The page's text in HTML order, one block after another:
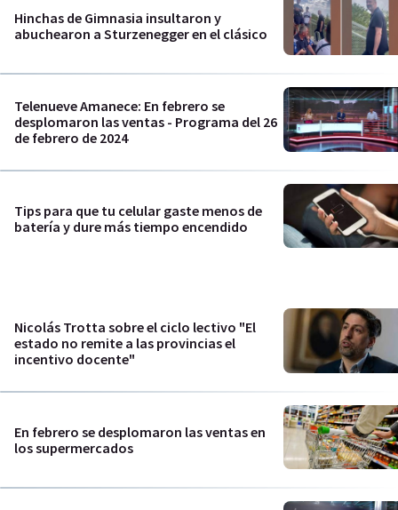
Hinchas de Gimnasia insultaron y
abuchearon a Sturzenegger en el clásico
Telenueve Amanece: En febrero se
desplomaron las ventas - Programa del 26
de febrero de 2024
Tips para que tu celular gaste menos de
batería y dure más tiempo encendido
Nicolás Trotta sobre el ciclo lectivo "El
estado no remite a las provincias el
incentivo docente"
En febrero se desplomaron las ventas en
los supermercados